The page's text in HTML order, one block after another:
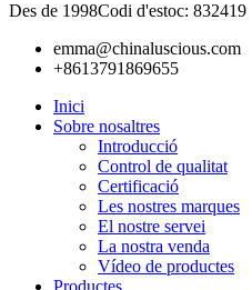
Des de 1998Codi d'estoc: 832419
emma@chinaluscious.com
+8613791869655
Inici
Sobre nosaltres
Introducció
Control de qualitat
Certificació
Les nostres marques
El nostre servei
La nostra venda
Vídeo de productes
Productes